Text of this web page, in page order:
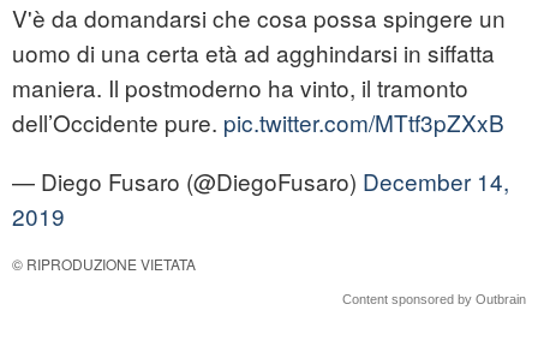
V'è da domandarsi che cosa possa spingere un
uomo di una certa età ad agghindarsi in siffatta
maniera. Il postmoderno ha vinto, il tramonto
dell’Occidente pure. pic.twitter.com/MTtf3pZXxB
— Diego Fusaro (@DiegoFusaro) December 14,
2019
© RIPRODUZIONE VIETATA
Content sponsored by Outbrain